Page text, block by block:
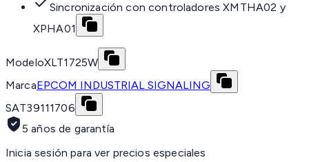
Sincronización con controladores XMTHA02 y
XPHA01
ModeloXLT1725W
MarcaEPCOM INDUSTRIAL SIGNALING
SAT39111706
5 años de garantía
Inicia sesión para ver precios especiales